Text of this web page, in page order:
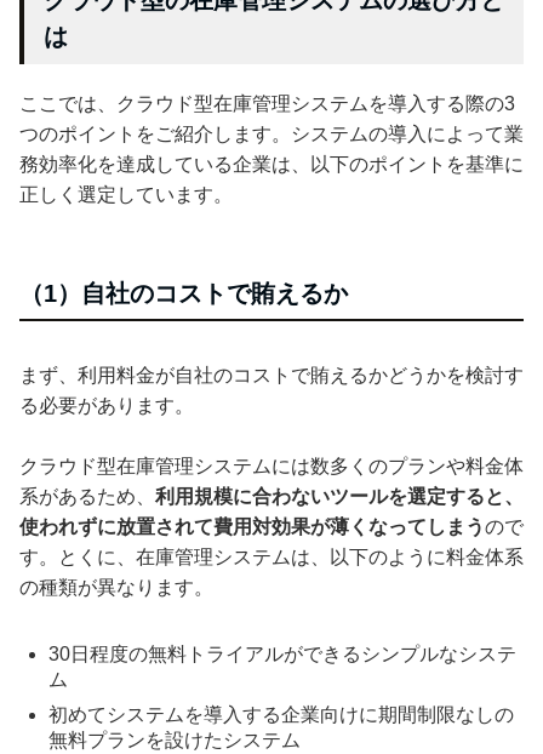
は
ここでは、クラウド型在庫管理システムを導入する際の3
つのポイントをご紹介します。システムの導入によって業
務効率化を達成している企業は、以下のポイントを基準に
正しく選定しています。
（1）自社のコストで賄えるか
まず、利用料金が自社のコストで賄えるかどうかを検討す
る必要があります。
クラウド型在庫管理システムには数多くのプランや料金体
系があるため、 利用規模に合わないツールを選定すると、
使われずに放置されて費用対効果が薄くなってしまうので
す。とくに、在庫管理システムは、以下のように料金体系
の種類が異なります。
30日程度の無料トライアルができるシンプルなシステ
ム
初めてシステムを導入する企業向けに期間制限なしの
無料プランを設けたシステム